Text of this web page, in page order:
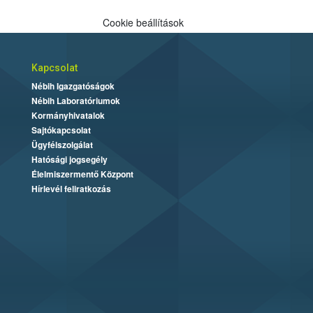
Cookie beállítások
Kapcsolat
Nébih Igazgatóságok
Nébih Laboratóriumok
Kormányhivatalok
Sajtókapcsolat
Ügyfélszolgálat
Hatósági jogsegély
Élelmiszermentő Központ
Hírlevél feliratkozás